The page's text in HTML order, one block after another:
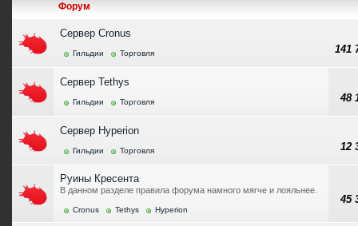
Форум
Сервер Cronus
Гильдии Торговля 141
Сервер Tethys
Гильдии Торговля 48
Сервер Hyperion
Гильдии Торговля 12
Руины Кресента
В данном разделе правила форума намного мягче и лояльнее.
Cronus Tethys Hyperion
45